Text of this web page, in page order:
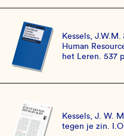
Kessels, J.W.M.
Human
het Leren. 537
Kessels, J. W.
tegen je zin.